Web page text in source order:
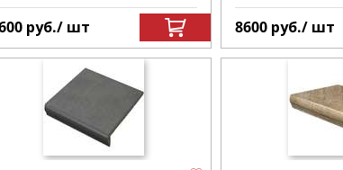
руб./ шт 8600 руб./ шт